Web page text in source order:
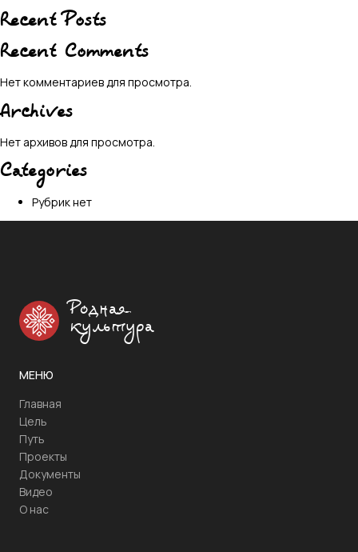
Recent Posts
Recent Comments
Нет комментариев для просмотра.
Archives
Нет архивов для просмотра.
Categories
Рубрик нет
Родная
культура
МЕНЮ
Главная
Цель
Путь
Проекты
Документы
Видео
О нас